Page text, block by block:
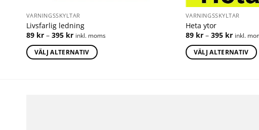
VARNINGSSKYLTAR
Livsfarlig ledning
89 kr – 395 kr inkl. moms
VÄLJ ALTERNATIV
VARNINGSSKYLTAR
Heta ytor
89 kr – 395 kr inkl.
VÄLJ ALTERNATIV